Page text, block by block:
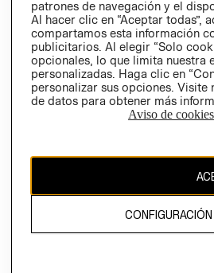
Chile ($)
El contenido de esta página web está
propiedad de H&M Hennes & Mauritz AB.
patrones de navegación y el
Al hacer clic en “Aceptar todas”,
compartamos esta información
publicitarios. Al elegir “Solo
opcionales, lo que limita nuestra
personalizadas. Haga clic en
personalizar sus opciones.
de datos para obtener más
Aviso de